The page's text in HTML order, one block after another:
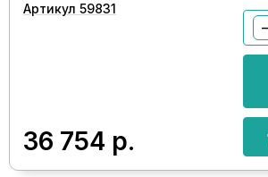
Артикул 59831
36 754 р.
−